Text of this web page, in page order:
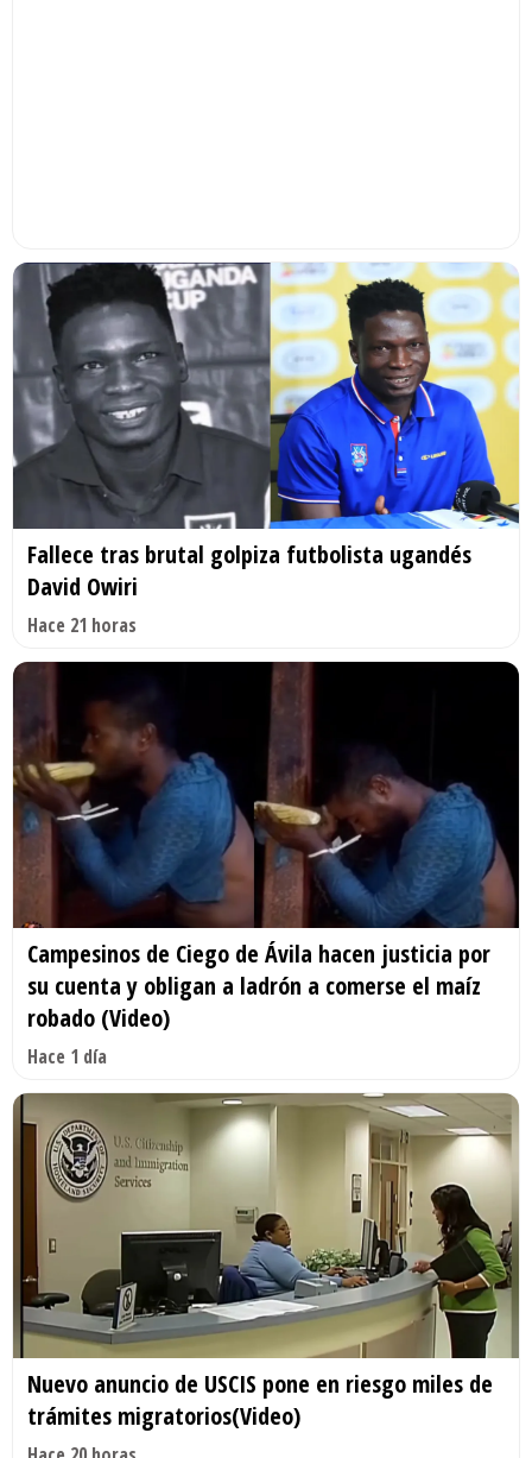
Fallece tras brutal golpiza futbolista ugandés
David Owiri
Hace 21 horas
Campesinos de Ciego de Ávila hacen justicia por
su cuenta y obligan a ladrón a comerse el maíz
robado (Video)
Hace 1 día
Nuevo anuncio de USCIS pone en riesgo miles de
trámites migratorios(Video)